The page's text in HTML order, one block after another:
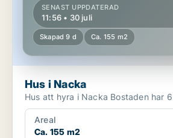
SENAST UPPDATERAD
11:56 • 30 juli
Skapad 9 d Ca. 155 m2
Hus i Nacka
Hus att hyra i Nacka Bostaden
Areal
Ca. 155 m2